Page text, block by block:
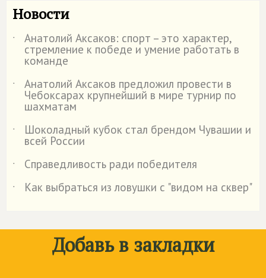
Новости
˙ Анатолий Аксаков: спорт – это характер,
стремление к победе и умение работать в
команде
˙
Анатолий Аксаков предложил провести в
Чебоксарах крупнейший в мире турнир по
шахматам
˙
Шоколадный кубок стал брендом Чувашии и
всей России
˙
Справедливость ради победителя
˙
Как выбраться из ловушки с "видом на сквер"
Добавь в закладки